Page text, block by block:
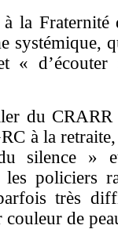
la Fraternité
systémique,
«
du CRARR
à la
silence »
policiers
très
couleur de